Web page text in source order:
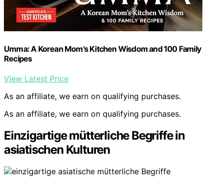
Umma: A Korean Mom's Kitchen Wisdom and 100 Family
Recipes
View Latest Price
As an affiliate, we earn on qualifying purchases.
As an affiliate, we earn on qualifying purchases.
Einzigartige mütterliche Begriffe in
asiatischen Kulturen